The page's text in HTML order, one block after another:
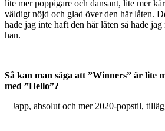
lite mer poppigare och dansant, lite mer
väldigt nöjd och glad över den här låten.
hade jag inte haft den här låten så hade
han.
Så kan man säga att ”Winners” är lite
med ”Hello”?
– Japp, absolut och mer 2020-popstil,